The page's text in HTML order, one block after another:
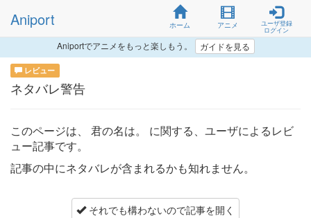
Aniport ホーム アニメ
ユーザ登録
ログイン
Aniportでアニメをもっと楽しもう。 ガイドを見る
レビュー
ネタバレ警告
このページは、 君の名は。 に関する、ユーザによるレビ
ュー記事です。
記事の中にネタバレが含まれるかも知れません。
それでも構わないので記事を開く